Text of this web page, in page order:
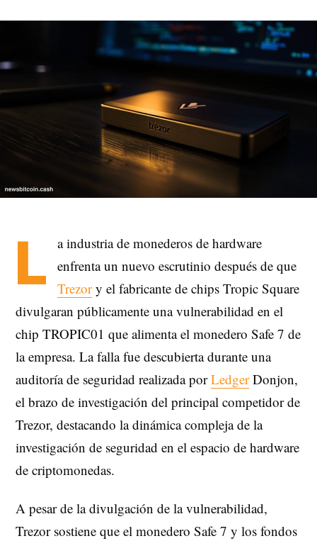
L
a industria de monederos de hardware
enfrenta un nuevo escrutinio después de que
Trezory el fabricante de chips Tropic Square
divulgaran públicamente una vulnerabilidad en el
chip TROPIC01 que alimenta el monedero Safe 7 de
la empresa. La falla fue descubierta durante una
auditoría de seguridad realizada porLedgerDonjon,
el brazo de investigación del principal competidor de
Trezor, destacando la dinámica compleja de la
investigación de seguridad en el espacio de hardware
de criptomonedas.
A pesar de la divulgación de la vulnerabilidad,
Trezor sostiene que el monedero Safe 7 y los fondos